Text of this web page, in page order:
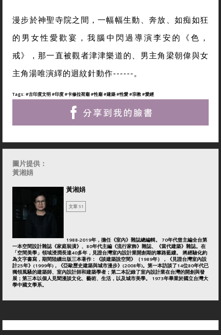
漫步於神聖寺院之間，一幅幅生動、奔放、如痴如狂
的男女性愛歡宴，我腦中閃過導演李安的《色，
戒》，那一直被觀者津津樂道的、男主角梁朝偉與女
主角湯唯演繹的迴紋針動作------。
Tags: #古印度文明#印度#卡修拉荷廟#性廟#建築#性愛#宗教#愛經
圖片提供：
黃湘娟
黃湘娟
文章 51
1988-2019年，擔任《室內》雜誌總編輯。 70年代曾主編全台第
一本空間設計雜誌《家庭裝潢》、80年代主編《流行家飾》雜誌、《當代建築》雜誌。在
「空間美學」領域浸潤長達40多年，見證台灣室內設計業開創期的篳路藍縷。 將經驗化約
為文字書寫，期間陸續出版三本著作：《談建築說空間》（1989年），《見證台灣室內設
計25年》(1999年)，《亞歐歷史建築與城市漫步》(2008年)。第一本訪談了14位80年代已
獨領風騷的建築師、室內設計師和建築學者；第二本記錄了室內設計業在台灣的開創與發
展；第三本以個人見聞漫談文化、藝術、生活，以及城市美學。 1973年畢業於國立台灣大
學中國文學系。